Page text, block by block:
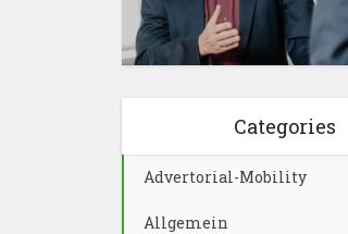
Categories
Advertorial-Mobility
Allgemein